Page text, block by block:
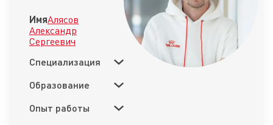
ИмяАлясов
Александр
Сергеевич
Специализация
Образование
Опыт работы